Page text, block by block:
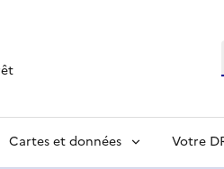
Cartes et données Votre